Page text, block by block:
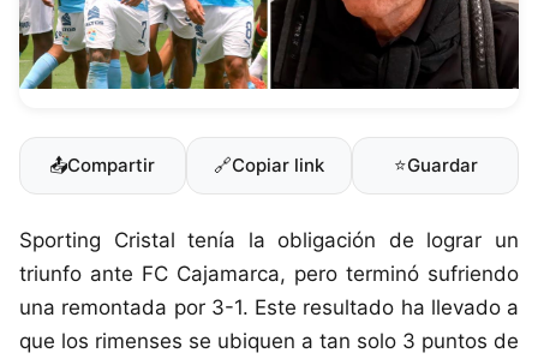
📤Compartir 🔗Copiar link ⭐Guardar
Sporting Cristal tenía la obligación de lograr un
triunfo ante FC Cajamarca, pero terminó sufriendo
una remontada por 3-1. Este resultado ha llevado a
que los rimenses se ubiquen a tan solo 3 puntos de